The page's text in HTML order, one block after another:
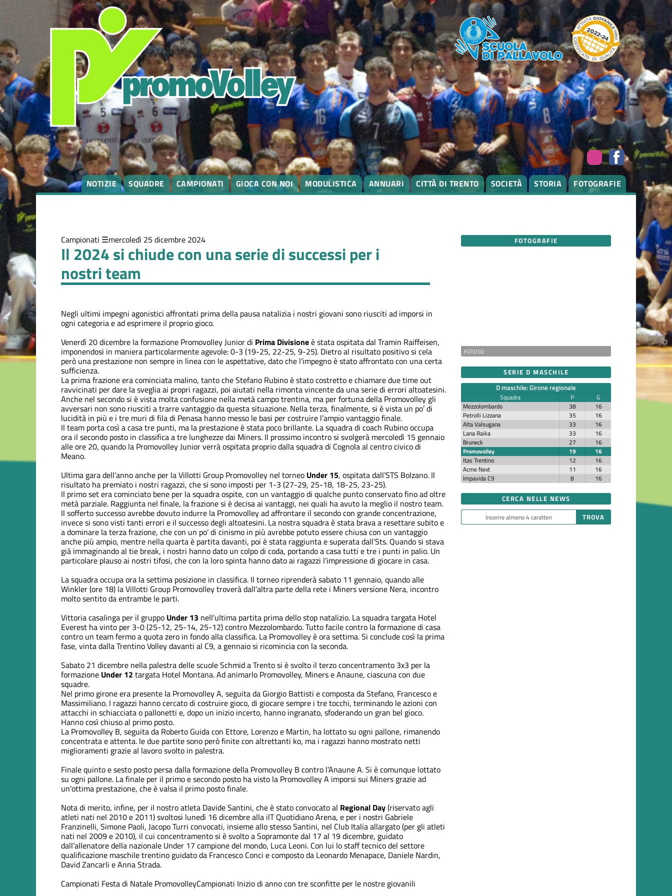
NOTIZIE SQUADRE CAMPIONATI GIOCA CON NOI MODULISTICA ANNUARI CITTÀ DI TRENTO SOCIETÀ STORIA FOTOGRAFIE
Campionati mercoledì 25 dicembre 2024
Il 2024 si chiude con una serie di successi per i
nostri team
Negli ultimi impegni agonistici affrontati prima della pausa natalizia i nostri giovani sono riusciti ad imporsi in
ogni categoria e ad esprimere il proprio gioco.
Venerdì 20 dicembre la formazione Promovolley Junior di Prima Divisioneè stata ospitata dal Tramin Raiffeisen,
imponendosi in maniera particolarmente agevole: 0-3 (19-25, 22-25, 9-25). Dietro al risultato positivo si cela
però una prestazione non sempre in linea con le aspettative, dato che l’impegno è stato affrontato con una certa
sufficienza.
La prima frazione era cominciata malino, tanto che Stefano Rubino è stato costretto e chiamare due time out
ravvicinati per dare la sveglia ai propri ragazzi, poi aiutati nella rimonta vincente da una serie di errori altoatesini.
Anche nel secondo si è vista molta confusione nella metà campo trentina, ma per fortuna della Promovolley gli
avversari non sono riusciti a trarre vantaggio da questa situazione. Nella terza, finalmente, si è vista un po’ di
lucidità in più e i tre muri di fila di Penasa hanno messo le basi per costruire l’ampio vantaggio finale.
Il team porta così a casa tre punti, ma la prestazione è stata poco brillante. La squadra di coach Rubino occupa
ora il secondo posto in classifica a tre lunghezze dai Miners. Il prossimo incontro si svolgerà mercoledì 15 gennaio
alle ore 20, quando la Promovolley Junior verrà ospitata proprio dalla squadra di Cognola al centro civico di
Meano.
Ultima gara dell’anno anche per la Villotti Group Promovolley nel torneo Under 15, ospitata dall’STS Bolzano. Il
risultato ha premiato i nostri ragazzi, che si sono imposti per 1-3 (27-29, 25-18, 18-25, 23-25).
Il primo set era cominciato bene per la squadra ospite, con un vantaggio di qualche punto conservato fino ad oltre
metà parziale. Raggiunta nel finale, la frazione si è decisa ai vantaggi, nei quali ha avuto la meglio il nostro team.
Il sofferto successo avrebbe dovuto indurre la Promovolley ad affrontare il secondo con grande concentrazione,
invece si sono visti tanti errori e il successo degli altoatesini. La nostra squadra è stata brava a resettare subito e
a dominare la terza frazione, che con un po’ di cinismo in più avrebbe potuto essere chiusa con un vantaggio
anche più ampio, mentre nella quarta è partita davanti, poi è stata raggiunta e superata dall’Sts. Quando si stava
già immaginando al tie break, i nostri hanno dato un colpo di coda, portando a casa tutti e tre i punti in palio. Un
particolare plauso ai nostri tifosi, che con la loro spinta hanno dato ai ragazzi l’impressione di giocare in casa.
La squadra occupa ora la settima posizione in classifica. Il torneo riprenderà sabato 11 gennaio, quando alle
Winkler (ore 18) la Villotti Group Promovolley troverà dall’altra parte della rete i Miners versione Nera, incontro
molto sentito da entrambe le parti.
Vittoria casalinga per il gruppo Under 13 nell'ultima partita prima dello stop natalizio. La squadra targata Hotel
Everest ha vinto per 3-0 (25-12, 25-14, 25-12) contro Mezzolombardo. Tutto facile contro la formazione di casa
contro un team fermo a quota zero in fondo alla classifica. La Promovolley è ora settima. Si conclude così la prima
fase, vinta dalla Trentino Volley davanti al C9, a gennaio si ricomincia con la seconda.
Sabato 21 dicembre nella palestra delle scuole Schmid a Trento si è svolto il terzo concentramento 3x3 per la
formazione Under 12 targata Hotel Montana. Ad animarlo Promovolley, Miners e Anaune, ciascuna con due
squadre.
Nel primo girone era presente la Promovolley A, seguita da Giorgio Battisti e composta da Stefano, Francesco e
Massimiliano. I ragazzi hanno cercato di costruire gioco, di giocare sempre i tre tocchi, terminando le azioni con
attacchi in schiacciata o pallonetti e, dopo un inizio incerto, hanno ingranato, sfoderando un gran bel gioco.
Hanno così chiuso al primo posto.
La Promovolley B, seguita da Roberto Guida con Ettore, Lorenzo e Martin, ha lottato su ogni pallone, rimanendo
concentrata e attenta. le due partite sono però finite con altrettanti ko, ma i ragazzi hanno mostrato netti
miglioramenti grazie al lavoro svolto in palestra.
Finale quinto e sesto posto persa dalla formazione della Promovolley B contro l’Anaune A. Si è comunque lottato
su ogni pallone. La finale per il primo e secondo posto ha visto la Promovolley A imporsi sui Miners grazie ad
un'ottima prestazione, che è valsa il primo posto finale.
Nota di merito, infine, per il nostro atleta Davide Santini, che è stato convocato al Regional Day(riservato agli
atleti nati nel 2010 e 2011) svoltosi lunedì 16 dicembre alla ilT Quotidiano Arena, e per i nostri Gabriele
Franzinelli, Simone Paoli, Jacopo Turri convocati, insieme allo stesso Santini, nel Club Italia allargato (per gli atleti
nati nel 2009 e 2010), il cui concentramento si è svolto a Sopramonte dal 17 al 19 dicembre, guidato
dall’allenatore della nazionale Under 17 campione del mondo, Luca Leoni. Con lui lo staff tecnico del settore
qualificazione maschile trentino guidato da Francesco Conci e composto da Leonardo Menapace, Daniele Nardin,
David Zancarli e Anna Strada.
Campionati Festa di Natale PromovolleyCampionati Inizio di anno con tre sconfitte per le nostre giovanili
Campionati
Eventi
FOTOGRAFIE
FOTO 02
SERIE D MASCHILE
D maschile: Girone regionale
Squadra P
G
Mezzolombardo
38
16
Petrolli Lizzana
35
16
Alta Valsugana
33
16
Lana Raika
33
16
Bruneck
27
16
Promovolley
19
16
Itas Trentino
12
16
Acme Next
11
16
Impavida C9
8 16
CERCA NELLE NEWS